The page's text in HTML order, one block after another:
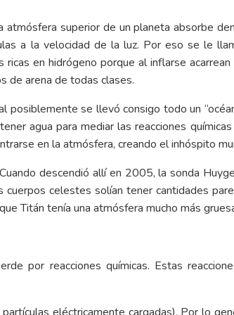
superior de un planeta absorbe
a la velocidad de la luz. Por eso se le
en hidrógeno porque al inflarse
de arena de todas clases.
posiblemente se llevó consigo todo un
agua para mediar las reacciones
en la atmósfera, creando el inhóspito
descendió allí en 2005, la sonda
celestes solían tener cantidades
Titán tenía una atmósfera mucho más
por reacciones químicas. Estas